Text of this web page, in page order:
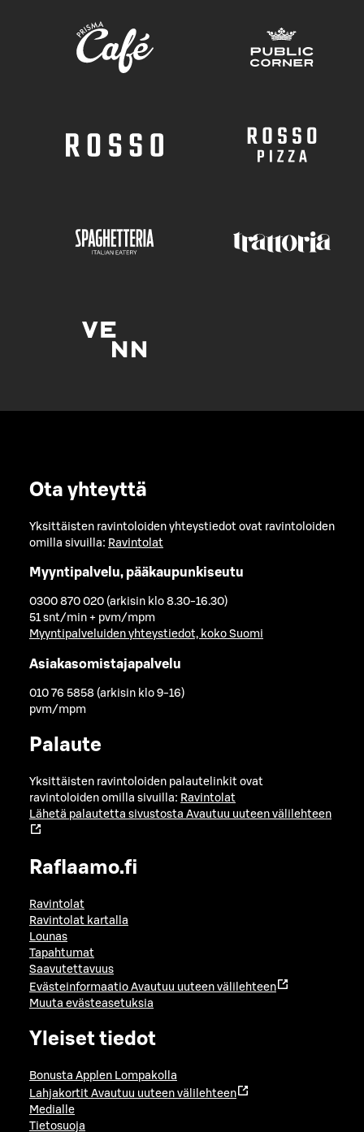
Ota yhteyttä
Yksittäisten ravintoloiden yhteystiedot ovat ravintoloiden
omilla sivuilla: Ravintolat
Myyntipalvelu, pääkaupunkiseutu
0300 870 020 (arkisin klo 8.30-16.30)
51 snt/min + pvm/mpm
Myyntipalveluiden yhteystiedot, koko Suomi
Asiakasomistajapalvelu
010 76 5858 (arkisin klo 9-16)
pvm/mpm
Palaute
Yksittäisten ravintoloiden palautelinkit ovat
ravintoloiden omilla sivuilla: Ravintolat
Lähetä palautetta sivustosta Avautuu uuteen välilehteen
Raflaamo.fi
Ravintolat
Ravintolat kartalla
Lounas
Tapahtumat
Saavutettavuus
Evästeinformaatio Avautuu uuteen välilehteen
Muuta evästeasetuksia
Yleiset tiedot
Bonusta Applen Lompakolla
Lahjakortit Avautuu uuteen välilehteen
Medialle
Tietosuoja